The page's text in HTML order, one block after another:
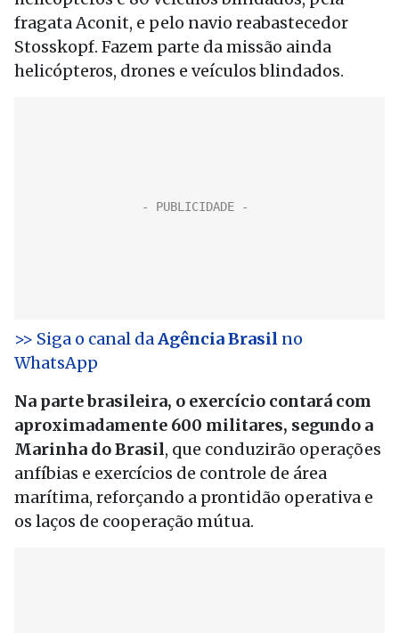
fragata Aconit, e pelo navio reabastecedor
Stosskopf. Fazem parte da missão ainda
helicópteros, drones e veículos blindados.
>> Siga o canal daAgência Brasil no
WhatsApp
Na parte brasileira, o exercício contará com
aproximadamente 600 militares, segundo a
Marinha do Brasil, que conduzirão operações
anfíbias e exercícios de controle de área
marítima, reforçando a prontidão operativa e
os laços de cooperação mútua.